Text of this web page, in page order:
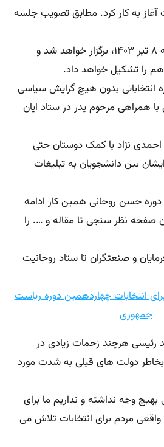
آغاز به کار کرد. مطابق تصویب جلسه
انتخابات بعدی روز جمعه ۸ تیر ۱۴۰۳، برگزار خواهد شد و
را تشکیل خواهد داد.
انتخاباتی بدون هیچ گرایش سیاسی
همراهی مرحوم پدر در ستاد ایان
احمدی نژاد با کمک دوستان حتی
بین دانشجویان به تبلیغات
دوره حسن روحانی همین کار ادامه
صفحه نظر سنجی تا مقاله و …. را
و صنعتگران تا ستاد روحانیت
انتخابات چهاردهمین دوره ریاست
جمهوری
رئیسی هرچند زحمات زیادی در
دولت های قبلی به شدت مورد
وجه نداشته و نداریم ما برای
مردم برای انتخابات تلاش می